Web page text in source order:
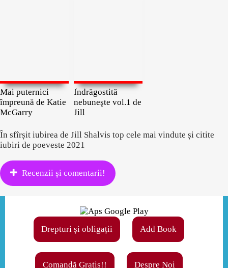
Mai puternici
împreună de Katie
McGarry
Îndrăgostită
nebuneşte vol.1 de
Jill
În sfîrșit iubirea de Jill Shalvis top cele mai vindute și citite
iubiri de poeveste 2021
Recenzii și comentarii!
Drepturi și obligații Add Book
Comandă Gratis!! Despre Noi